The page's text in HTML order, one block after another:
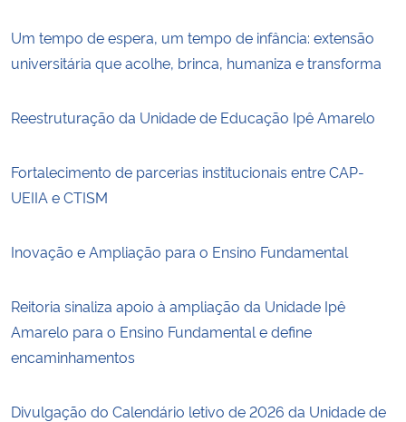
Um tempo de espera, um tempo de infância: extensão
universitária que acolhe, brinca, humaniza e transforma
Reestruturação da Unidade de Educação Ipê Amarelo
Fortalecimento de parcerias institucionais entre CAP-
UEIIA e CTISM
Inovação e Ampliação para o Ensino Fundamental
Reitoria sinaliza apoio à ampliação da Unidade Ipê
Amarelo para o Ensino Fundamental e define
encaminhamentos
Divulgação do Calendário letivo de 2026 da Unidade de